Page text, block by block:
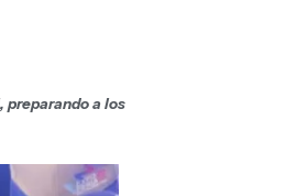
preparando a los